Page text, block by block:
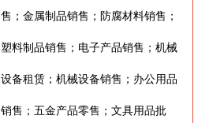
售；金属制品销售；防腐材料销售；
塑料制品销售；电子产品销售；机械
设备租赁；机械设备销售；办公用品
销售；五金产品零售；文具用品批